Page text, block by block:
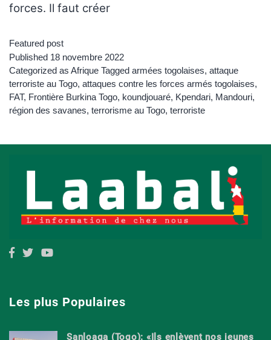
forces. Il faut créer
Featured post
Published 18 novembre 2022
Categorized as Afrique Tagged armées togolaises, attaque
terroriste au Togo, attaques contre les forces armés togolaises,
FAT, Frontière Burkina Togo, koundjouaré, Kpendari, Mandouri,
région des savanes, terrorisme au Togo, terroriste
Les plus Populaires
Sanloaga (Togo): «Ils enlèvent nos jeunes